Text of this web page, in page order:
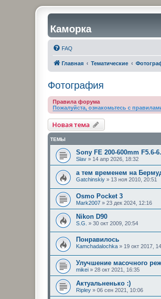
Каморка
FAQ
Главная Тематические
Фотография
Правила форума
Пожалуйста, ознакомьтесь с
Новая тема
ТЕМЫ
Sony FE 200-600mm F5.6-
Slav » 14 апр 2026, 18:32
а тем временем на
Gatchinskiy » 13 ноя 2010, 20:51
Osmo Pocket 3
Mark2007 » 23 дек 2024, 12:16
Nikon D90
S.G. » 30 окт 2009, 20:54
Понравилось
Kamchadalochka » 19 окт 2017,
Улучшение масочного
mikei » 28 окт 2021, 16:35
Актуальненько :)
Ripley » 06 сен 2021, 10:06